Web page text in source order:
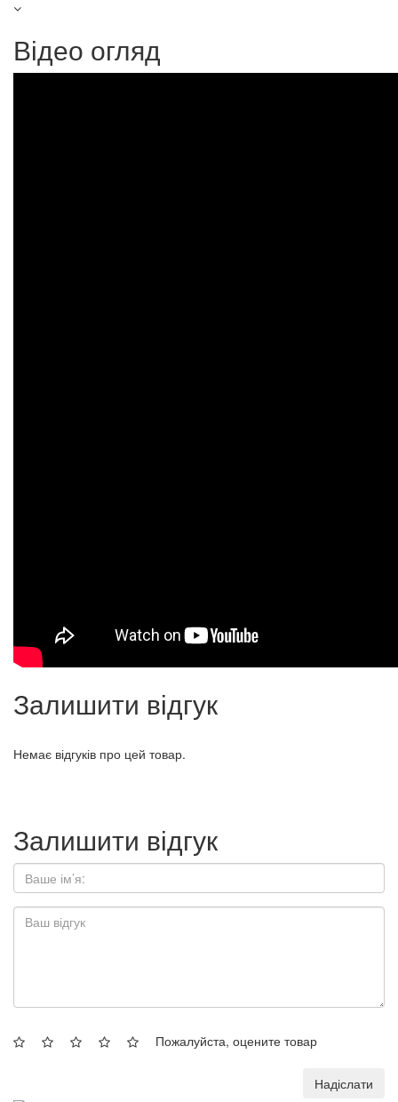
Відео огляд
Залишити відгук
Немає відгуків про цей товар.
Залишити відгук
Пожалуйста, оцените товар
Надіслати